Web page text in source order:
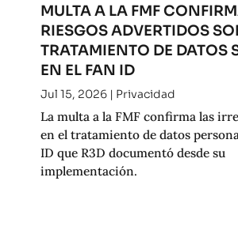
MULTA A LA FMF
RIESGOS ADVERTIDOS
TRATAMIENTO DE DATOS
EN EL FAN ID
Jul 15, 2026| Privacidad
La multa a la FMF confirma las
en el tratamiento de datos
ID que R3D documentó desde su
implementación.